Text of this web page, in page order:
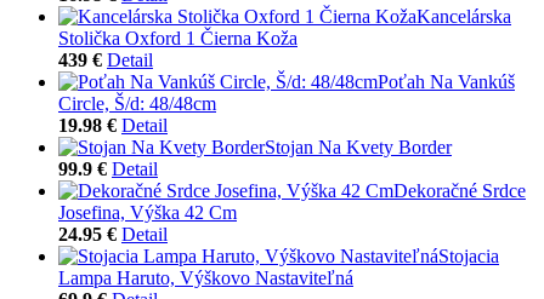
Kancelárska
Stolička Oxford 1 Čierna Koža
439 € Detail
Poťah Na Vankúš
Circle, Š/d: 48/48cm
19.98 € Detail
Stojan Na Kvety Border
99.9 € Detail
Dekoračné Srdce
Josefina, Výška 42 Cm
24.95 € Detail
Stojacia
Lampa Haruto, Výškovo Nastaviteľná